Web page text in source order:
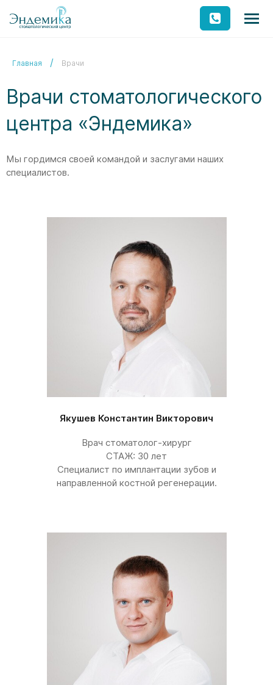
Главная Врачи
Врачи стоматологического
центра «Эндемика»
Мы гордимся своей командой и заслугами наших
специалистов.
Якушев Константин Викторович
Врач стоматолог-хирург
СТАЖ: 30 лет
Специалист по имплантации зубов и
направленной костной регенерации.